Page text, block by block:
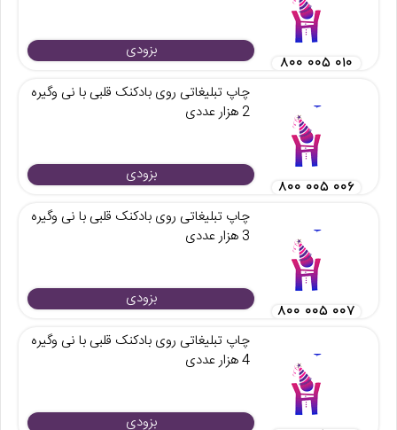
بزودی
۸۰۰ ۰۰۵ ۰۱۰
چاپ تبلیغاتی روی بادکنک قلبی با نی وگیره
2 هزار عددی
بزودی
۸۰۰ ۰۰۵ ۰۰۶
چاپ تبلیغاتی روی بادکنک قلبی با نی وگیره
3 هزار عددی
بزودی
۸۰۰ ۰۰۵ ۰۰۷
چاپ تبلیغاتی روی بادکنک قلبی با نی وگیره
4 هزار عددی
بزودی